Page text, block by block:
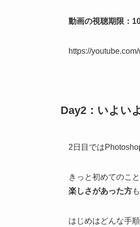
動画の視聴期限：
https://
Day2：いよい
2日目では
きっと初めてのこ
楽しさがあった方
はじめはどんな手